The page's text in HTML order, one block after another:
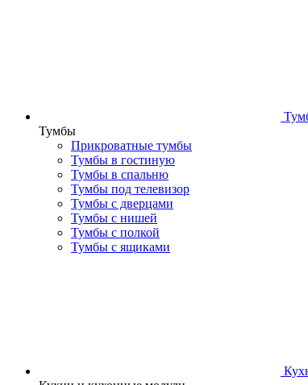
Тумбы
Прикроватные тумбы
Тумбы в гостиную
Тумбы в спальню
Тумбы под телевизор
Тумбы с дверцами
Тумбы с нишей
Тумбы с полкой
Тумбы с ящиками